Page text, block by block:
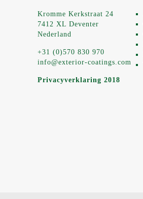
Kromme Kerkstraat 24
7412 XL Deventer
Nederland
+31 (0)570 830 970
info@exterior-coatings.com
Privacyverklaring 2018